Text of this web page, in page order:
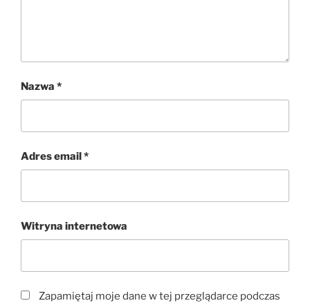
Nazwa *
Adres email*
Witryna internetowa
Zapamiętaj moje dane w tej przeglądarce podczas